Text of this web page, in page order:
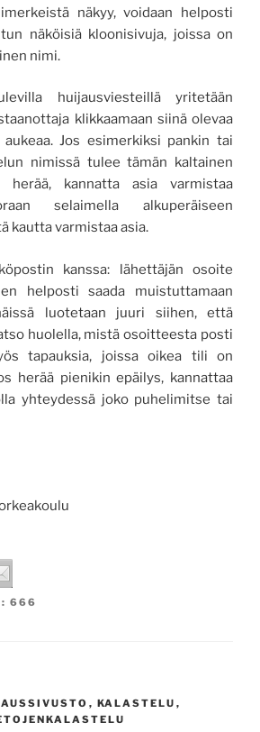
näkyy, voidaan helposti
näköisiä kloonisivuja, joissa on
nimi.
huijausviesteillä yritetään
klikkaamaan siinä olevaa
Jos esimerkiksi pankin tai
nimissä tulee tämän kaltainen
kannatta asia varmistaa
selaimella alkuperäiseen
kautta varmistaa asia.
kanssa: lähettäjän osoite
helposti saada muistuttamaan
luotetaan juuri siihen, että
huolella, mistä osoitteesta posti
tapauksia, joissa oikea tili on
herää pienikin epäilys, kannattaa
yhteydessä joko puhelimitse tai
666
, KALASTELU ,